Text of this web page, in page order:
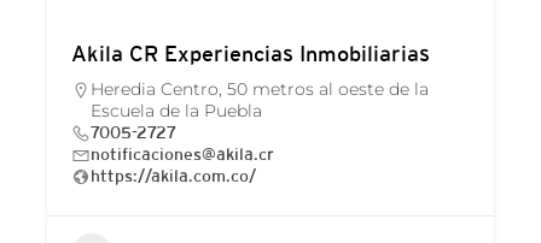
Akila CR Experiencias Inmobiliarias
Heredia Centro, 50 metros al oeste de la
Escuela de la Puebla
7005-2727
notificaciones@akila.cr
https://akila.com.co/